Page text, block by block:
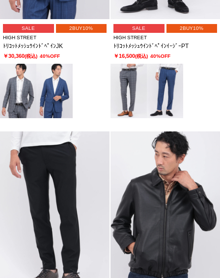
SALE
2BUY10%
HIGH STREET
ﾄﾘｺｯﾄﾒｯｼｭｳｲﾝﾄﾞﾍﾟｲﾝJK
￥30,360(税込) 40%OFF
SALE
2BUY10%
HIGH STREET
ﾄﾘｺｯﾄﾒｯｼｭｳｲﾝﾄﾞﾍﾟｲﾝｲｰｼﾞｰPT
￥16,500(税込) 40%OFF